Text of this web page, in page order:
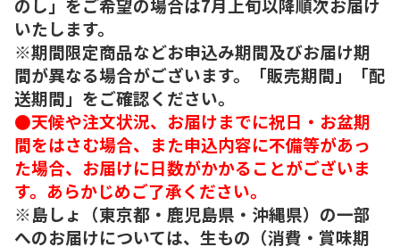
のし」をご希望の場合は7月上旬以降順次お届け
いたします。
※期間限定商品などお申込み期間及びお届け期
間が異なる場合がございます。「販売期間」「配
送期間」をご確認ください。
●天候や注文状況、お届けまでに祝日・お盆期
間をはさむ場合、また申込内容に不備等があっ
た場合、お届けに日数がかかることがございま
す。あらかじめご了承ください。
※島しょ（東京都・鹿児島県・沖縄県）の一部
へのお届けについては、生もの（消費・賞味期